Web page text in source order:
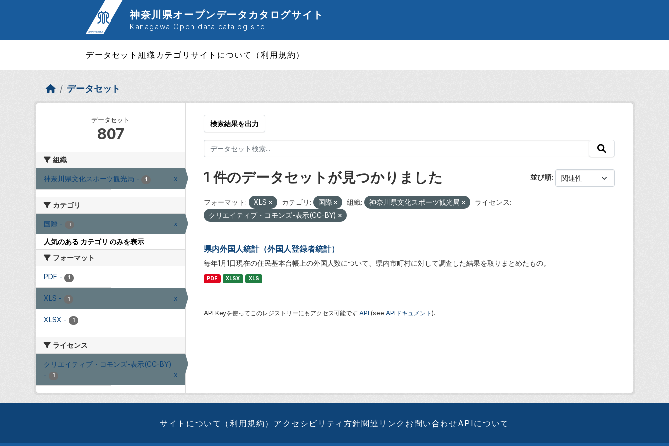
神奈川県オープンデータカタログサイト
Kanagawa Open data catalog site
データセット 組織 カテゴリサイトについて（利用規約）
データセット
データセット
807
組織
神奈川県文化スポーツ観光局 - 1 x
カテゴリ
国際 - 1 x
人気のある カテゴリ のみを表示
フォーマット
PDF - 1
XLS - 1 x
XLSX - 1
ライセンス
クリエイティブ・コモンズ-表示(CC-BY)
-
1 x
検索結果を出力
並び順
1 件のデータセットが見つかりました
フォーマット: XLS カテゴリ: 国際 組織: 神奈川県文化スポーツ観光局
ライセンス:
クリエイティブ・コモンズ-表示(CC-BY)
県内外国人統計（外国人登録者統計）
毎年1月1日現在の住民基本台帳上の外国人数について、県内市町村に対して調査した結果を取りまとめたもの。
PDF XLSX XLS
API Keyを使ってこのレジストリーにもアクセス可能です API (see APIドキュメント ).
サイトについて（利用規約） アクセシビリティ方針関連リンク お問い合わせAPIについて